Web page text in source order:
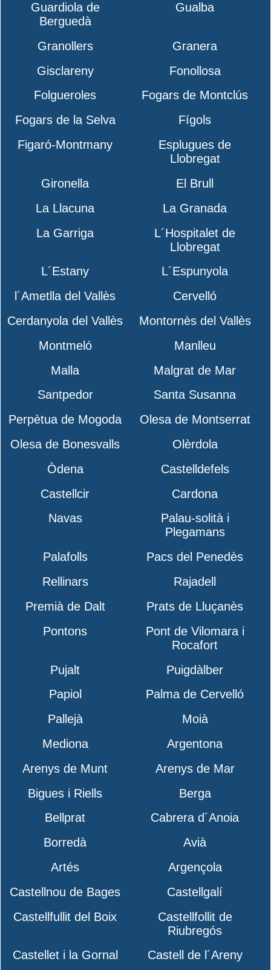
Guardiola de
Berguedà
Gualba
Granollers
Granera
Gisclareny
Fonollosa
Folgueroles
Fogars de Montclús
Fogars de la Selva
Fígols
Figaró-Montmany
Esplugues de
Llobregat
Gironella
El Brull
La Llacuna
La Granada
La Garriga
L´Hospitalet de
Llobregat
L´Estany
L´Espunyola
l´Ametlla del Vallès
Cervelló
Cerdanyola del Vallès
Montornès del Vallès
Montmeló
Manlleu
Malla
Malgrat de Mar
Santpedor
Santa Susanna
Perpètua de Mogoda
Olesa de Montserrat
Olesa de Bonesvalls
Olèrdola
Òdena
Castelldefels
Castellcir
Cardona
Navas
Palau-solità i
Plegamans
Palafolls
Pacs del Penedès
Rellinars
Rajadell
Premià de Dalt
Prats de Lluçanès
Pontons
Pont de Vilomara i
Rocafort
Pujalt
Puigdàlber
Papiol
Palma de Cervelló
Pallejà
Moià
Mediona
Argentona
Arenys de Munt
Arenys de Mar
Bigues i Riells
Berga
Bellprat
Cabrera d´Anoia
Borredà
Avià
Artés
Argençola
Castellnou de Bages
Castellgalí
Castellfullit del Boix
Castellfollit de
Riubregós
Castellet i la Gornal
Castell de l´Areny